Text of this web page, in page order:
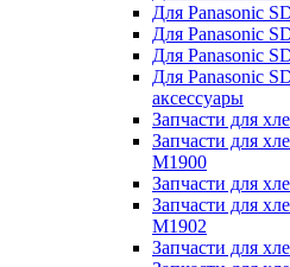
Для Panasonic
Для Panasonic
Для Panasonic
Для Panasonic
аксессуары
Запчасти для
Запчасти для
M1900
Запчасти для
Запчасти для
M1902
Запчасти для